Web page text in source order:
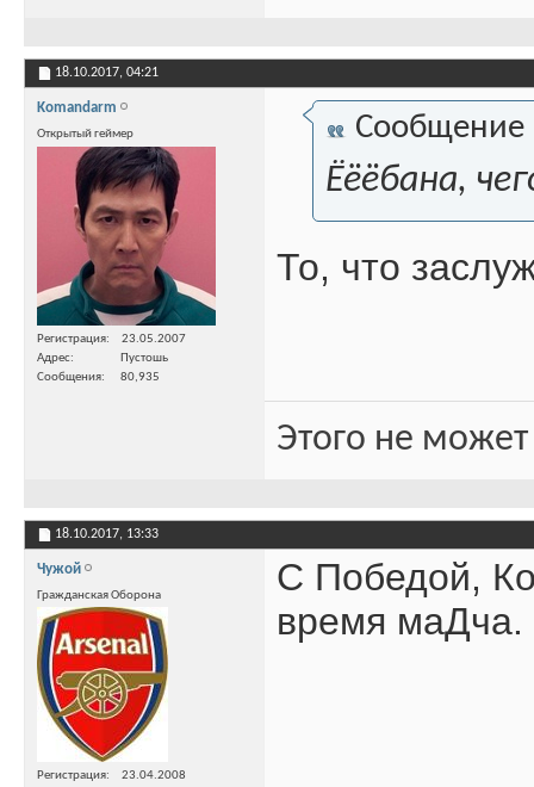
18.10.2017, 04:21
Komandarm
Открытый геймер
Регистрация
23.05.2007
Адрес
Пустошь
Сообщения
80,935
Сообщение
Ёёёбана,
То, что
Этого не
18.10.2017, 13:33
Чужой
Гражданская Оборона
Регистрация
23.04.2008
С Победой,
время маДча.